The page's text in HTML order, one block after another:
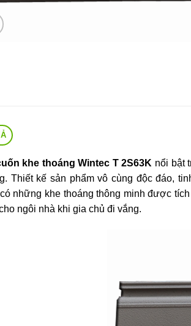
khe thoáng Wintec T 2S63K nổi bật
Thiết kế sản phẩm vô cùng độc đáo,
những khe thoáng thông minh được
ngôi nhà khi gia chủ đi vắng.